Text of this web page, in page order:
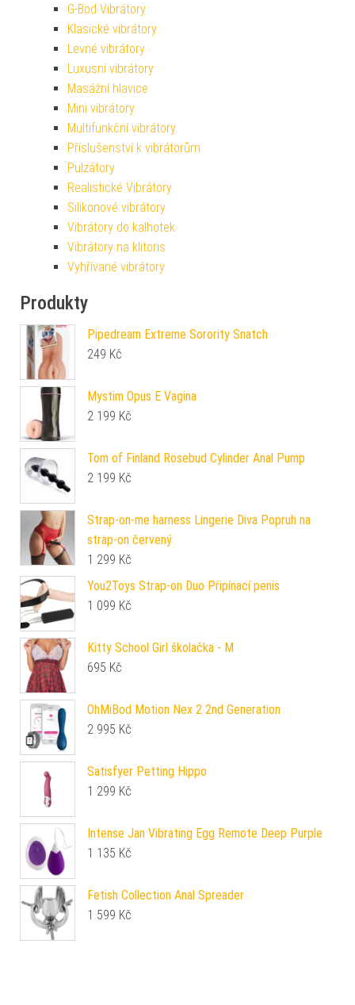
G-Bod Vibrátory
Klasické vibrátory
Levné vibrátory
Luxusní vibrátory
Masážní hlavice
Mini vibrátory
Multifunkční vibrátory
Příslušenství k vibrátorům
Pulzátory
Realistické Vibrátory
Silikonové vibrátory
Vibrátory do kalhotek
Vibrátory na klitoris
Vyhřívané vibrátory
Produkty
Pipedream Extreme Sorority Snatch
249 Kč
Mystim Opus E Vagina
2 199 Kč
Tom of Finland Rosebud Cylinder Anal Pump
2 199 Kč
Strap-on-me harness Lingerie Diva Popruh na
strap-on červený
1 299 Kč
You2Toys Strap-on Duo Připínací penis
1 099 Kč
Kitty School Girl školačka - M
695 Kč
OhMiBod Motion Nex 2 2nd Generation
2 995 Kč
Satisfyer Petting Hippo
1 299 Kč
Intense Jan Vibrating Egg Remote Deep Purple
1 135 Kč
Fetish Collection Anal Spreader
1 599 Kč